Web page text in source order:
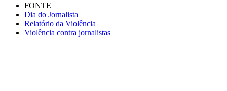
FONTE
Dia do Jornalista
Relatório da Violência
Violência contra jornalistas